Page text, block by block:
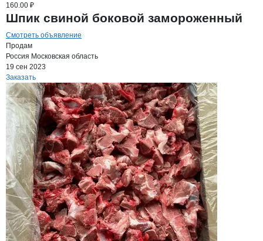
160.00 ₽
Шпик свиной боковой замороженный
Смотреть объявление
Продам
Россия Московская область
19 сен 2023
Заказать